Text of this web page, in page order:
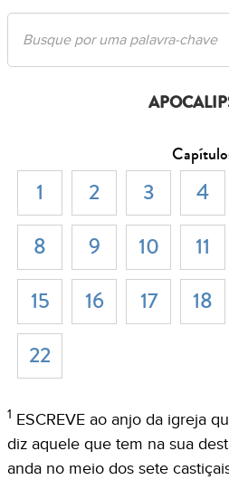
1 ESCREVE ao anjo da igreja
diz aquele que tem na sua
anda no meio dos sete
1 2 3 4
8
9 10 11
15
16 17 18
22